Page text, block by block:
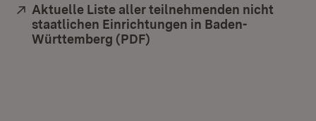
Extern:
Aktuelle Liste aller teilnehmenden nicht
staatlichen Einrichtungen in Baden-
Württemberg (PDF)